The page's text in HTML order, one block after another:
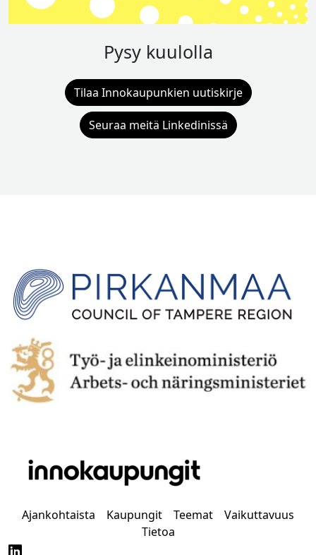
Pysy kuulolla
Tilaa Innokaupunkien uutiskirje
Seuraa meitä Linkedinissä
Ajankohtaista Kaupungit Teemat
Vaikuttavuus
Tietoa